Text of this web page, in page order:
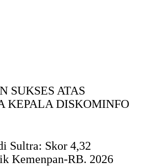
SUKSES ATAS
KEPALA DISKOMINFO
Sultra: Skor 4,32
Kemenpan-RB. 2026